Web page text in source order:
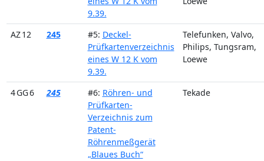
9.39.
AZ 12 245 #5: Deckel-
Prüfkartenverzeichnis
eines W 12 K vom
9.39.
Telefunken, Valvo,
Philips, Tungsram,
Loewe
4 GG 6 245 #6: Röhren- und
Prüfkarten-
Verzeichnis zum
Patent-
Röhrenmeßgerät
„Blaues Buch“
Tekade